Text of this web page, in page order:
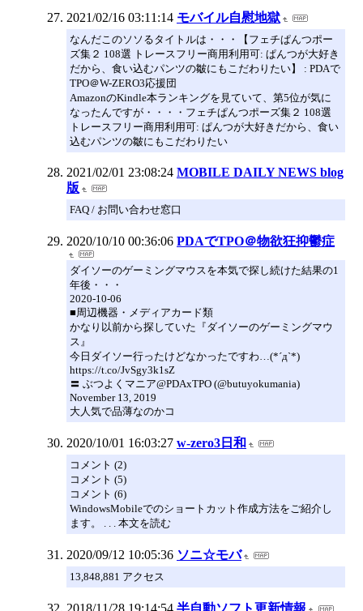
2021/02/16 03:11:14 モバイル自慰地獄
なんだこのソソるタイトルは・・・【フェチぱんつポー
ズ集２ 108選 トレースフリー商用利用可: ぱんつが大好き
だから、食い込むパンツの皺にもこだわりたい】 : PDAで
TPO＠W-ZERO3応援団
AmazonのKindle本ランキングを見ていて、第5位が気に
なったんですが・・・・フェチぱんつポーズ集２ 108選
トレースフリー商用利用可: ぱんつが大好きだから、食い
込むパンツの皺にもこだわりたい
2021/02/01 23:08:24 MOBILE DAILY NEWS blog
版
FAQ / お問い合わせ窓口
2020/10/10 00:36:06 PDAでTPO＠物欲狂抑鬱症
ダイソーのゲーミングマウスを本気で探し続けた結果の1
年後・・・
2020-10-06
■周辺機器・メディアカード類
かなり以前から探していた『ダイソーのゲーミングマウ
ス』
今日ダイソー行ったけどなかったですわ…(*´д`*)
https://t.co/JvSgy3k1sZ
〓 ぶつよくマニア@PDAxTPO (@butuyokumania)
November 13, 2019
大人気で品薄なのかコ
2020/10/01 16:03:27 w-zero3日和
コメント (2)
コメント (5)
コメント (6)
WindowsMobileでのショートカット作成方法をご紹介し
ます。 . . . 本文を読む
2020/09/12 10:05:36 ソニ☆モバ
13,848,881 アクセス
2018/11/28 19:14:54 半自動ソフト更新情報